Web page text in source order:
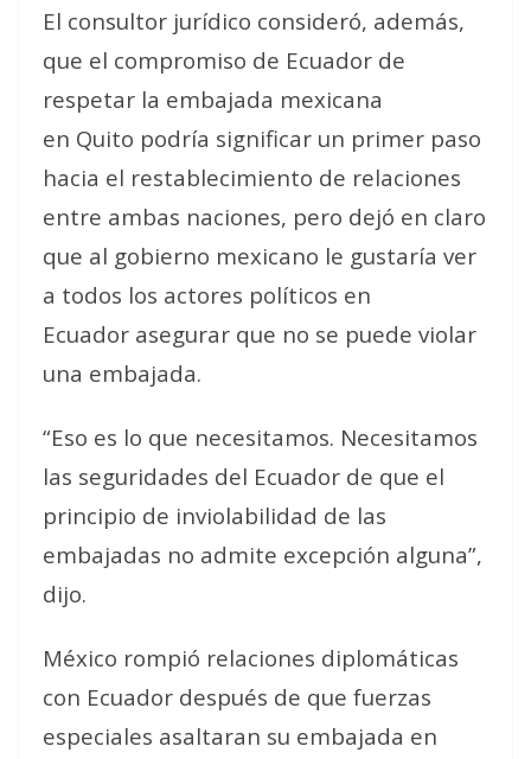
El consultor jurídico consideró, además,
que el compromiso de Ecuador de
respetar la embajada mexicana
en Quito podría significar un primer paso
hacia el restablecimiento de relaciones
entre ambas naciones, pero dejó en claro
que al gobierno mexicano le gustaría ver
a todos los actores políticos en
Ecuador asegurar que no se puede violar
una embajada.
“Eso es lo que necesitamos. Necesitamos
las seguridades del Ecuador de que el
principio de inviolabilidad de las
embajadas no admite excepción alguna”,
dijo.
México rompió relaciones diplomáticas
con Ecuador después de que fuerzas
especiales asaltaran su embajada en